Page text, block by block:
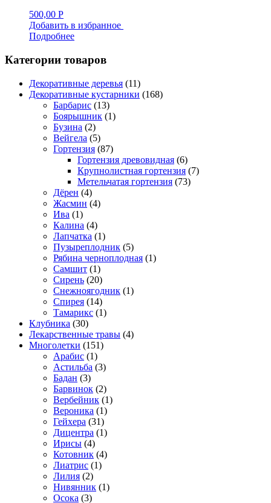
500,00 Р
Добавить в избранное
Подробнее
Категории товаров
Декоративные деревья (11)
Декоративные кустарники (168)
Барбарис (13)
Боярышник (1)
Бузина (2)
Вейгела (5)
Гортензия (87)
Гортензия древовидная (6)
Крупнолистная гортензия (7)
Метельчатая гортензия (73)
Дёрен (4)
Жасмин (4)
Ива (1)
Калина (4)
Лапчатка (1)
Пузыреплодник (5)
Рябина черноплодная (1)
Самшит (1)
Сирень (20)
Снежноягодник (1)
Спирея (14)
Тамарикс (1)
Клубника (30)
Лекарственные травы (4)
Многолетки (151)
Арабис (1)
Астильба (3)
Бадан (3)
Барвинок (2)
Вербейник (1)
Вероника (1)
Гейхера (31)
Дицентра (1)
Ирисы (4)
Котовник (4)
Лиатрис (1)
Лилия (2)
Нивянник (1)
Осока (3)